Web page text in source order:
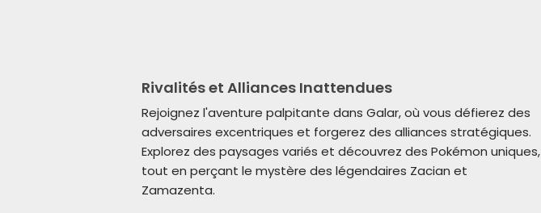
Rivalités et Alliances Inattendues
Rejoignez l'aventure palpitante dans Galar, où vous défierez des
adversaires excentriques et forgerez des alliances stratégiques.
Explorez des paysages variés et découvrez des Pokémon uniques,
tout en perçant le mystère des légendaires Zacian et
Zamazenta.